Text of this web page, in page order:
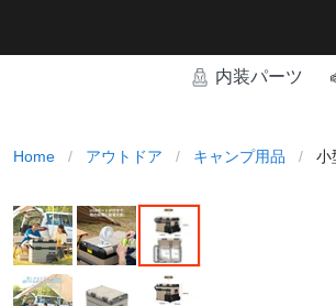
内装パーツ
Home / アウトドア / キャンプ用品 / 小